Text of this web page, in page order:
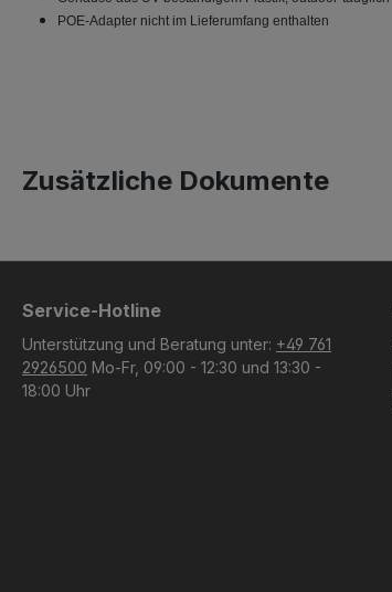
POE-Adapter nicht im Lieferumfang enthalten
Zusätzliche Dokumente
Service-Hotline
Unterstützung und Beratung unter: +49 761
2926500 Mo-Fr, 09:00 - 12:30 und 13:30 -
18:00 Uhr